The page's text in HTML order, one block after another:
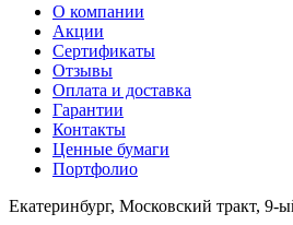
О компании
Акции
Сертификаты
Отзывы
Оплата и доставка
Гарантии
Контакты
Ценные бумаги
Портфолио
Екатеринбург, Московский тракт, 9-